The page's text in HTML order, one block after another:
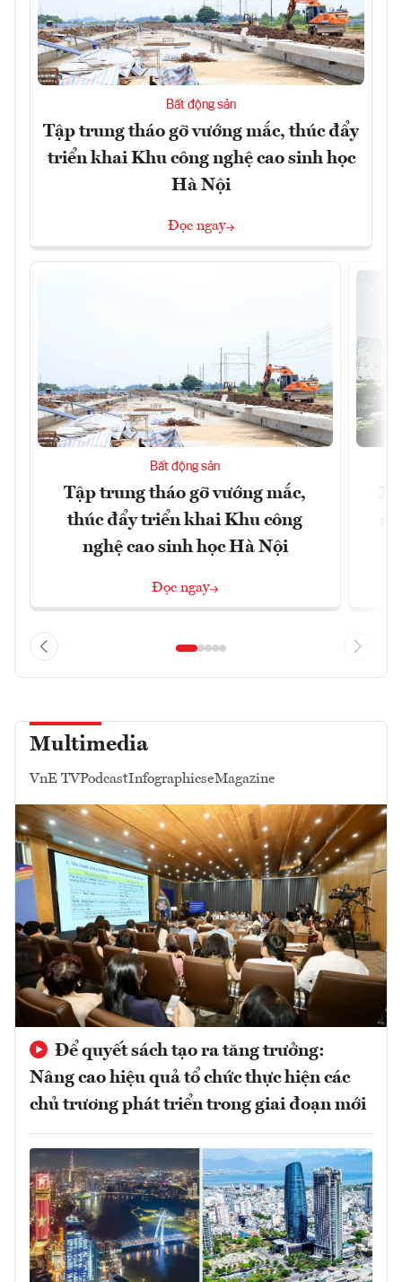
Bất động sản
Tập trung tháo gỡ vướng mắc, thúc đẩy
triển khai Khu công nghệ cao sinh học
Hà Nội
Đọc ngay
Bất động sản
Tập trung tháo gỡ vướng mắc,
thúc đẩy triển khai Khu công
nghệ cao sinh học Hà Nội
Đọc ngay
Multimedia
VnE TVPodcastInfographicseMagazine
Để quyết sách tạo ra tăng trưởng:
Nâng cao hiệu quả tổ chức thực hiện các
chủ trương phát triển trong giai đoạn mới